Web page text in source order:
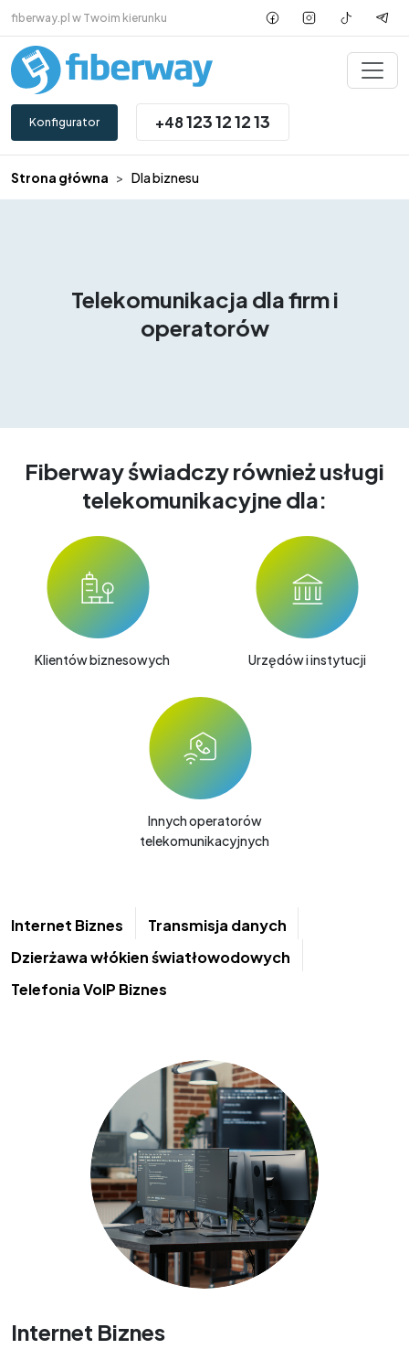
Przejdź do treści
fiberway.pl w Twoim kierunku
Konfigurator +48 123 12 12 13
Strona główna Dla biznesu
Telekomunikacja dla firm i
operatorów
Fiberway świadczy również usługi
telekomunikacyjne dla:
Klientów biznesowych Urzędów i instytucji
Innych operatorów
telekomunikacyjnych
Internet Biznes
Transmisja danych
Dzierżawa włókien światłowodowych
Telefonia VoIP Biznes
Internet Biznes